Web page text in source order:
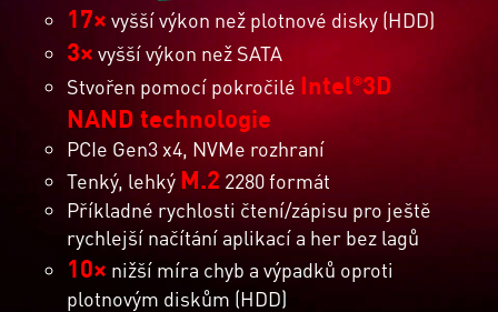
17× vyšší výkon než plotnové disky (HDD)
3× vyšší výkon než SATA
Stvořen pomocí pokročilé Intel®3D
NAND technologie
PCIe Gen3 x4, NVMe rozhraní
Tenký, lehký M.2 2280 formát
Příkladné rychlosti čtení/zápisu pro ještě
rychlejší načítání aplikací a her bez lagů
10× nižší míra chyb a výpadků oproti
plotnovým diskům (HDD)